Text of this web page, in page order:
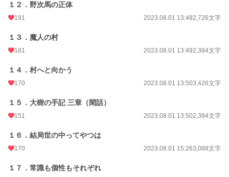
１２．野次馬の正体
191 2023.08.01 13:482,726文字
１３．魔人の村
181 2023.08.01 13:492,384文字
１４．村へと向かう
170 2023.08.01 13:503,426文字
１５．大樹の手記 三章（閑話）
151 2023.08.01 13:502,384文字
１６．結局世の中ってやつは
170 2023.08.01 15:263,088文字
１７．常識も個性もそれぞれ